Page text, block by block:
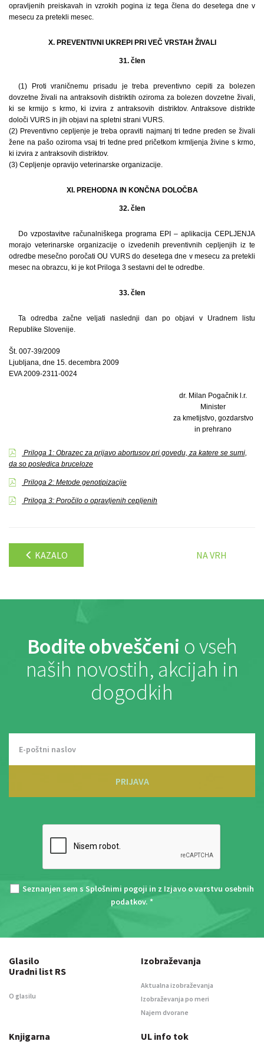
opravljenih preiskavah in vzrokih pogina iz tega člena do desetega dne v
mesecu za pretekli mesec.
X. PREVENTIVNI UKREPI PRI VEČ VRSTAH ŽIVALI
31. člen
(1) Proti vraničnemu prisadu je treba preventivno cepiti za bolezen
dovzetne živali na antraksovih distriktih oziroma za bolezen dovzetne živali,
ki se krmijo s krmo, ki izvira z antraksovih distriktov. Antraksove distrikte
določi VURS in jih objavi na spletni strani VURS.
(2) Preventivno cepljenje je treba opraviti najmanj tri tedne preden se živali
žene na pašo oziroma vsaj tri tedne pred pričetkom krmljenja živine s krmo,
ki izvira z antraksovih distriktov.
(3) Cepljenje opravijo veterinarske organizacije.
XI. PREHODNA IN KONČNA DOLOČBA
32. člen
Do vzpostavitve računalniškega programa EPI – aplikacija CEPLJENJA
morajo veterinarske organizacije o izvedenih preventivnih cepljenjih iz te
odredbe mesečno poročati OU VURS do desetega dne v mesecu za pretekli
mesec na obrazcu, ki je kot Priloga 3 sestavni del te odredbe.
33. člen
Ta odredba začne veljati naslednji dan po objavi v Uradnem listu
Republike Slovenije.
Št. 007-39/2009
Ljubljana, dne 15. decembra 2009
EVA 2009-2311-0024
dr. Milan Pogačnik l.r.
Minister
za kmetijstvo, gozdarstvo
in prehrano
Priloga 1: Obrazec za prijavo abortusov pri govedu, za katere se sumi,
da so posledica bruceloze
Priloga 2: Metode genotipizacije
Priloga 3: Poročilo o opravljenih cepljenih
KAZALO NA VRH
Bodite obveščeni o vseh
naših novostih, akcijah in
dogodkih
PRIJAVA
Seznanjen sem s Splošnimi pogoji in z Izjavo o varstvu osebnih
podatkov. *
Glasilo
Uradni list RS
O glasilu
Izobraževanja
Aktualna izobraževanja
Izobraževanja po meri
Najem dvorane
Knjigarna UL info tok